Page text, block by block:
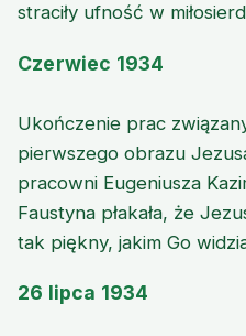
straciły ufność w
Czerwiec 1934
Ukończenie prac
pierwszego obrazu
pracowni Eugeniusza
Faustyna płakała, że
tak piękny, jakim Go
26 lipca 1934